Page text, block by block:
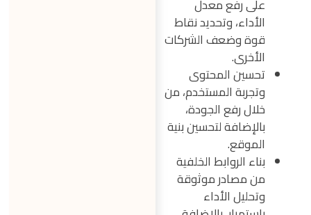
على رفع معدل
الأداء، وتحديد نقاط
قوة وضعف الشركات
الأخرى.
تحسين المحتوى
وتجربة المستخدم، من
خلال رفع الجودة،
بالإضافة لتحسين بنية
الموقع.
بناء الروابط الخلفية
من مصادر موثوقة
وتحليل الأداء